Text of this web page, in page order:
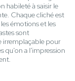
habileté à saisir le
Chaque cliché est
émotions et les
sont
irremplaçable pour
qu'on a l'impression